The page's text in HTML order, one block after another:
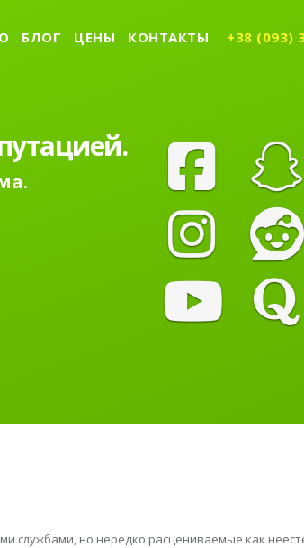
БЛОГ ЦЕНЫ КОНТАКТЫ +38 (093)
службами, но нередко расцениваемые как